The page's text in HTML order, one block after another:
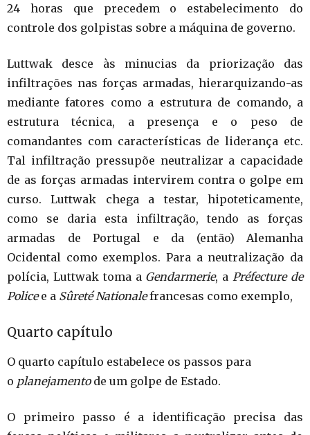
24 horas que precedem o estabelecimento do
controle dos golpistas sobre a máquina de governo.
Luttwak desce às minucias da priorização das
infiltrações nas forças armadas, hierarquizando-as
mediante fatores como a estrutura de comando, a
estrutura técnica, a presença e o peso de
comandantes com características de liderança etc.
Tal infiltração pressupõe neutralizar a capacidade
de as forças armadas intervirem contra o golpe em
curso. Luttwak chega a testar, hipoteticamente,
como se daria esta infiltração, tendo as forças
armadas de Portugal e da (então) Alemanha
Ocidental como exemplos. Para a neutralização da
polícia, Luttwak toma a Gendarmerie, a Préfecture de
Policee a Sûreté Nationalefrancesas como exemplo,
Quarto capítulo
O quarto capítulo estabelece os passos para
o planejamentode um golpe de Estado.
O primeiro passo é a identificação precisa das